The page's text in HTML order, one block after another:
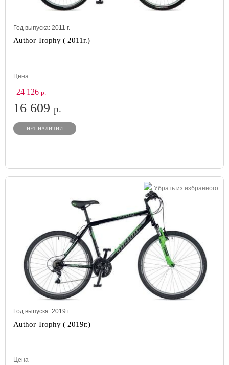
Год выпуска: 2011 г.
Author Trophy ( 2011г.)
Цена
24 126р.
16 609 р.
НЕТ НАЛИЧИИ
Убрать из избранного
Год выпуска: 2019 г.
Author Trophy ( 2019г.)
Цена